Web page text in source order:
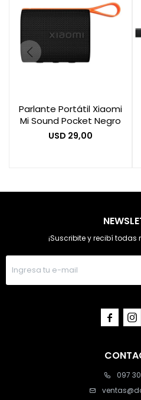
Parlante Portátil Xiaomi
Mi Sound Pocket Negro
USD 29,00
097
¡Suscribite y recibí
 